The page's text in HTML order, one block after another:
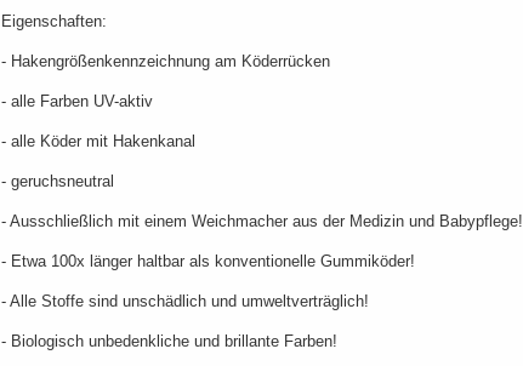
Eigenschaften:
- Hakengrößenkennzeichnung am Köderrücken
- alle Farben UV-aktiv
- alle Köder mit Hakenkanal
- geruchsneutral
- Ausschließlich mit einem Weichmacher aus der Medizin und Babypflege!
- Etwa 100x länger haltbar als konventionelle Gummiköder!
- Alle Stoffe sind unschädlich und umweltverträglich!
- Biologisch unbedenkliche und brillante Farben!